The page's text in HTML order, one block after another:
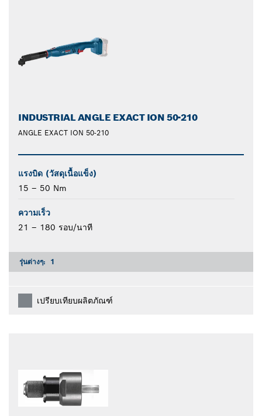
INDUSTRIAL ANGLE EXACT ION 50-210
ANGLE EXACT ION 50-210
แรงบิด (วัสดุเนื้อแข็ง)
15 – 50 Nm
ความเร็ว
21 – 180 รอบ/นาที
รุ่นต่างๆ: 1
เปรียบเทียบผลิตภัณฑ์